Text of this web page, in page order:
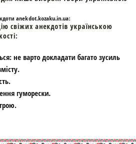
anekdot.kozaku.in.ua:
свіжих анекдотів українською
не варто докладати багато зусиль
гуморески.